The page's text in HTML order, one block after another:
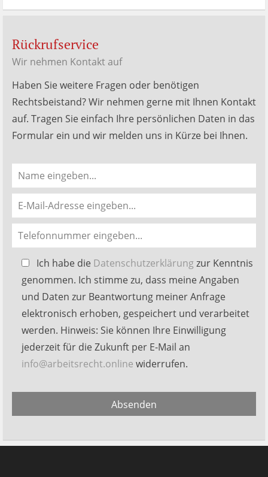
Rückrufservice
Wir nehmen Kontakt auf
Haben Sie weitere Fragen oder benötigen
Rechtsbeistand? Wir nehmen gerne mit Ihnen Kontakt
auf. Tragen Sie einfach Ihre persönlichen Daten in das
Formular ein und wir melden uns in Kürze bei Ihnen.
Bitte
lasse
dieses
Feld
leer.
Ich habe die Datenschutzerklärungzur Kenntnis
genommen. Ich stimme zu, dass meine Angaben
und Daten zur Beantwortung meiner Anfrage
elektronisch erhoben, gespeichert und verarbeitet
werden. Hinweis: Sie können Ihre Einwilligung
jederzeit für die Zukunft per E-Mail an
info@arbeitsrecht.online widerrufen.
Absenden